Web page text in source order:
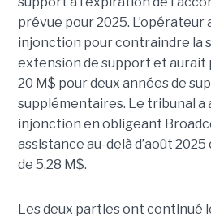
prévue pour 2025. L’opérateur
injonction pour contraindre la
extension de support et aurait
20 M$ pour deux années de
supplémentaires. Le tribunal
injonction en obligeant
assistance au-delà d’août
de 5,28 M$.
Les deux parties ont continué